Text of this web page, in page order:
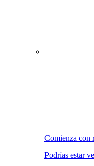
Comienza con
Podrías estar